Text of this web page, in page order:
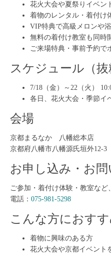
花火大会や夏祭りイベン
着物のレンタル・着付け
VIP特典で高級メロンや
無料の着付け教室も同時
ご来場特典・事前予約で
スケジュール（抜
7/18（金）～22（火）
各日、花火大会・季節イ
会場
京都まるなか 八幡総本店
京都府八幡市八幡源氏垣外12-3
お申し込み・お
ご参加・着付け体験・教室など
電話： 075-981-5298
こんな方におす
着物に興味のある方
花火大会や京都イベント